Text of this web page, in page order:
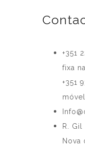
‎+351
fixa
+351
R.
Nova